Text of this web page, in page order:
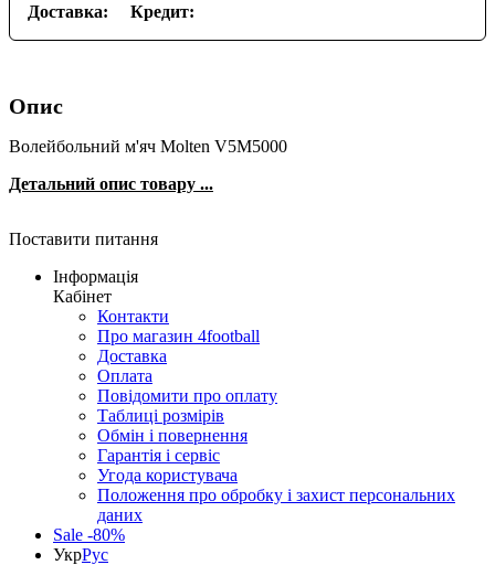
Доставка: Кредит:
Опис
Волейбольний м'яч Molten V5M5000
Детальний опис товару ...
Поставити питання
Інформація
Кабінет
Контакти
Про магазин 4football
Доставка
Оплата
Повідомити про оплату
Таблиці розмірів
Обмін і повернення
Гарантія і сервіс
Угода користувача
Положення про обробку і захист персональних
даних
Sale -80%
УкрРус